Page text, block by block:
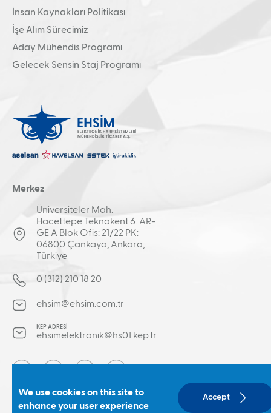
İnsan Kaynakları Politikası
İşe Alım Sürecimiz
Aday Mühendis Programı
Gelecek Sensin Staj Programı
Merkez
Üniversiteler Mah.
Hacettepe Teknokent 6. AR-
GE A Blok Ofis: 21/22 PK:
06800 Çankaya, Ankara,
Türkiye
0 (312) 210 18 20
ehsim@ehsim.com.tr
KEP ADRESİ
ehsimelektronik@hs01.kep.tr
Social
We use cookies on this site to
enhance your user experience
Accept